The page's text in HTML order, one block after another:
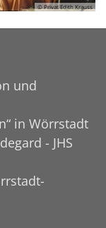
© Privat Edith Krauss
und
in Wörrstadt
- JHS